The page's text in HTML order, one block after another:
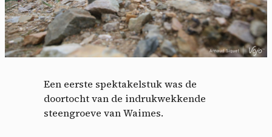
Een eerste spektakelstuk was de
doortocht van de indrukwekkende
steengroeve van Waimes.